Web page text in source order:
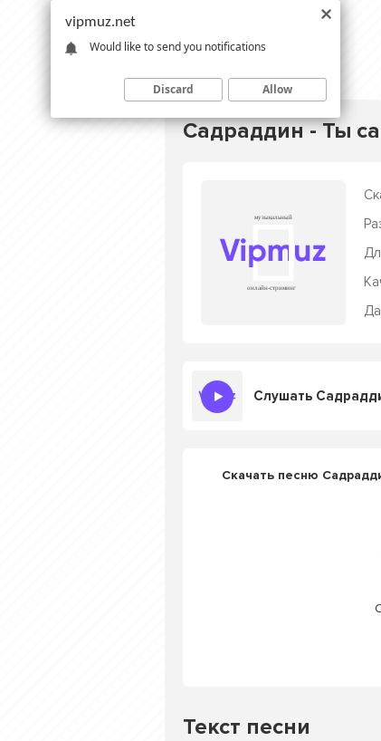
Садраддин - Ты
Слушать
Скачать песню
Текст песни
vipmuz.net
Would like to send you notifications
Discard Allow